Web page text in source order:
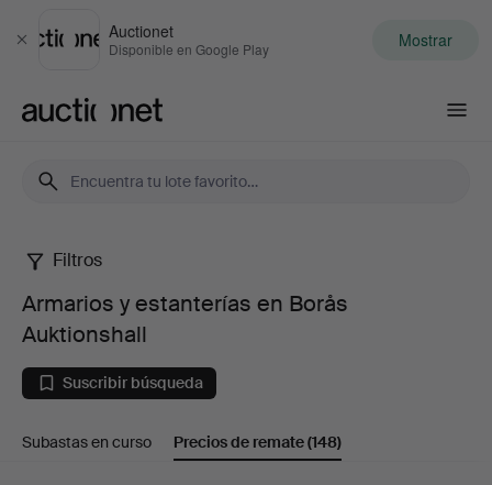
Cerrar
Auctionet
Disponible en Google Play Mostrar
Armarios
estanterías
en
Filtros
Armarios y estanterías en Borås
Auktionshall
Suscribir búsqueda
Subastas en curso Precios de remate(148)